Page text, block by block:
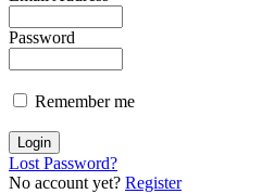
Password
Remember me
Lost Password?
No account yet? Register